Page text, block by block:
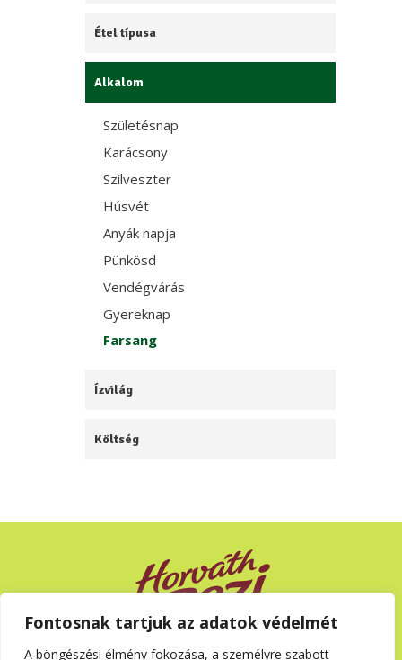
Fontosnak tartjuk az adatok védelmét
A böngészési élmény fokozása, a személyre szabott
Étel típusa
Alkalom
Születésnap
Karácsony
Szilveszter
Húsvét
Anyák napja
Pünkösd
Vendégvárás
Gyereknap
Farsang
Ízvilág
Költség